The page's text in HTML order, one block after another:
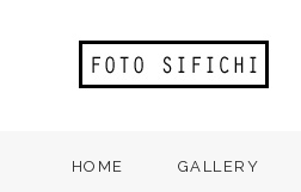
HOME GALLERY